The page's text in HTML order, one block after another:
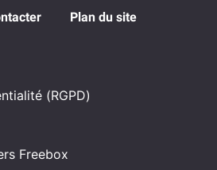
Plan du site
(RGPD)
Freebox